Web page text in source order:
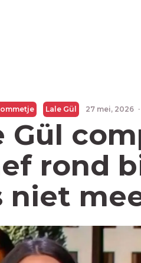
Lale Gül 27 mei, 2026 ·
Gül
rond
niet